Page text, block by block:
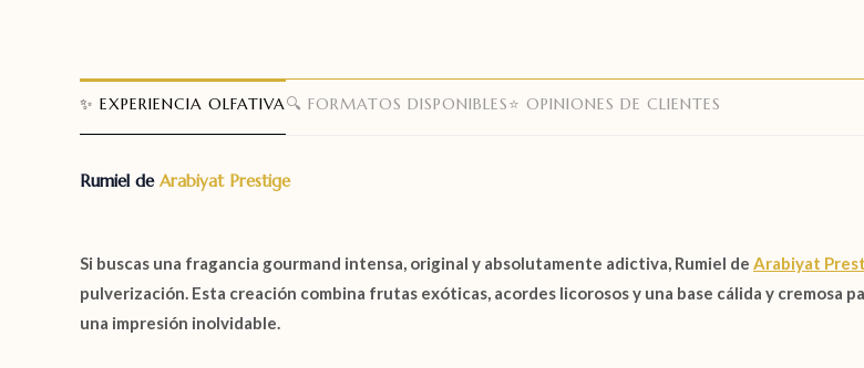
✨ EXPERIENCIA OLFATIVA🔍 FORMATOS DISPONIBLES⭐ OPINIONES DE CLIENTES
Rumiel de Arabiyat Prestige
Si buscas una fragancia gourmand intensa, original y absolutamente adictiva, Rumiel de Arabiyat
pulverización. Esta creación combina frutas exóticas, acordes licorosos y una base cálida y
una impresión inolvidable.